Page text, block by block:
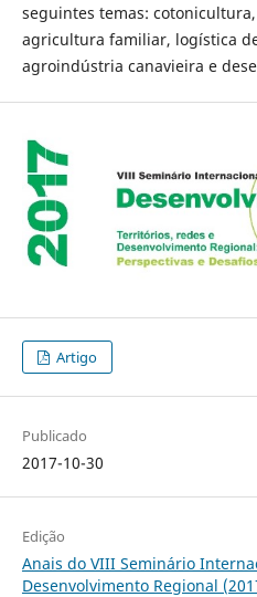
seguintes temas:
agricultura familiar, logística
agroindústria canavieira e
Artigo
Publicado
2017-10-30
Edição
Anais do VIII Seminário
Desenvolvimento Regional